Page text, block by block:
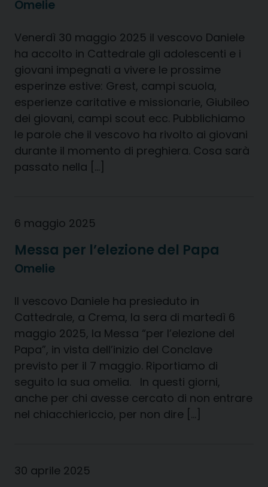
Omelie
Venerdì 30 maggio 2025 il vescovo Daniele
ha accolto in Cattedrale gli adolescenti e i
giovani impegnati a vivere le prossime
esperinze estive: Grest, campi scuola,
esperienze caritative e missionarie, Giubileo
dei giovani, campi scout ecc. Pubblichiamo
le parole che il vescovo ha rivolto ai giovani
durante il momento di preghiera. Cosa sarà
passato nella […]
6 maggio 2025
Messa per l’elezione del Papa
Omelie
Il vescovo Daniele ha presieduto in
Cattedrale, a Crema, la sera di martedì 6
maggio 2025, la Messa “per l’elezione del
Papa”, in vista dell’inizio del Conclave
previsto per il 7 maggio. Riportiamo di
seguito la sua omelia. In questi giorni,
anche per chi avesse cercato di non entrare
nel chiacchiericcio, per non dire […]
30 aprile 2025